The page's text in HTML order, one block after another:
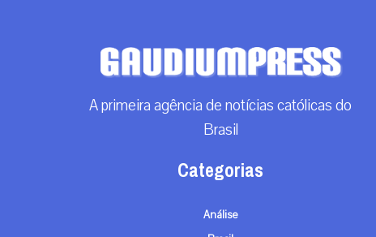
A primeira agência de notícias católicas do
Brasil
Categorias
Análise